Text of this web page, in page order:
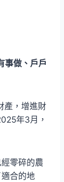
事做、戶戶
產，增進財
年3月，
零碎的農
合的地